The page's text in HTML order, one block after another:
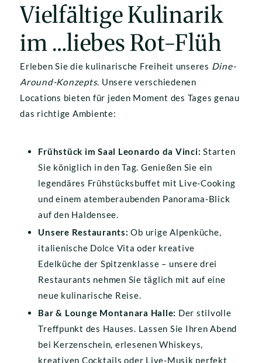
Vielfältige Kulinarik
im …liebes Rot-Flüh
Erleben Sie die kulinarische Freiheit unseres Dine-
Around-Konzepts. Unsere verschiedenen
Locations bieten für jeden Moment des Tages genau
das richtige Ambiente:
Frühstück im Saal Leonardo da Vinci: Starten
Sie königlich in den Tag. Genießen Sie ein
legendäres Frühstücksbuffet mit Live-Cooking
und einem atemberaubenden Panorama-Blick
auf den Haldensee.
Unsere Restaurants: Ob urige Alpenküche,
italienische Dolce Vita oder kreative
Edelküche der Spitzenklasse – unsere drei
Restaurants nehmen Sie täglich mit auf eine
neue kulinarische Reise.
Bar & Lounge Montanara Halle: Der stilvolle
Treffpunkt des Hauses. Lassen Sie Ihren Abend
bei Kerzenschein, erlesenen Whiskeys,
kreativen Cocktails oder Live-Musik perfekt